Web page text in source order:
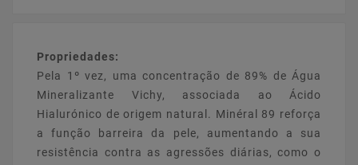
Propriedades:
Pela 1º vez, uma concentração de 89% de Água
Mineralizante Vichy, associada ao Ácido
Hialurónico de origem natural. Minéral 89 reforça
a função barreira da pele, aumentando a sua
resistência contra as agressões diárias, como o